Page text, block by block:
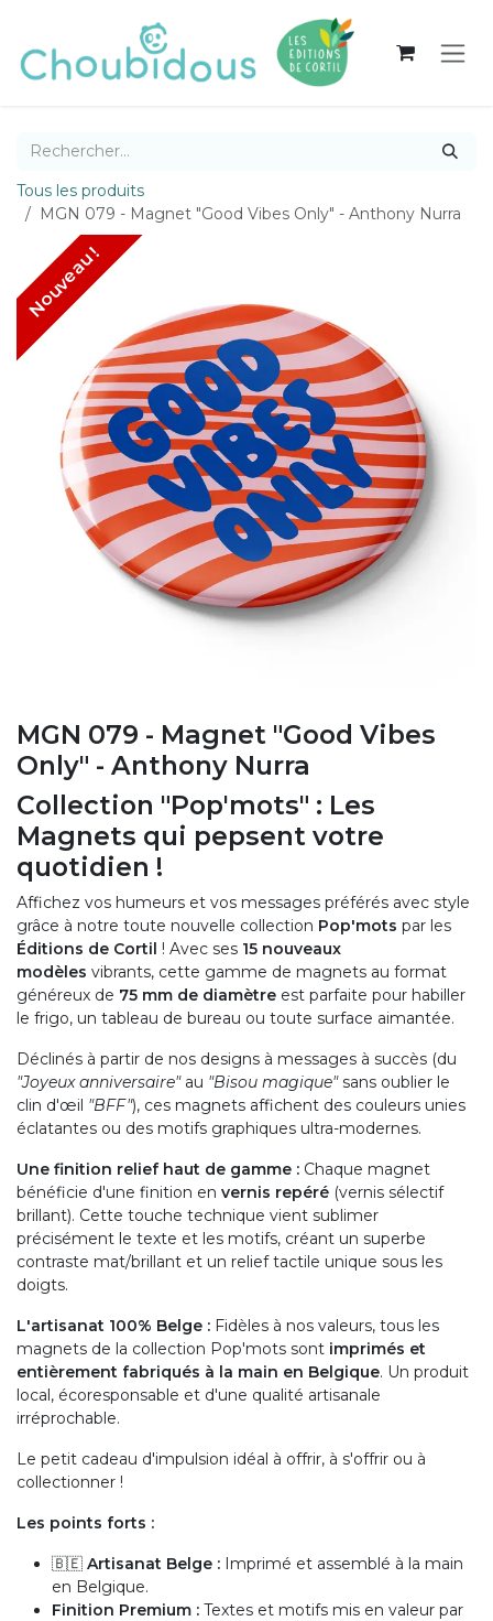
Tous les produits
MGN 079 - Magnet "Good Vibes Only" - Anthony Nurra
Nouveau !
MGN 079 - Magnet "Good Vibes
Only" - Anthony Nurra
Collection "Pop'mots" : Les
Magnets qui pepsent votre
quotidien !
Affichez vos humeurs et vos messages préférés avec style
grâce à notre toute nouvelle collection Pop'mots par les
Éditions de Cortil ! Avec ses 15 nouveaux
modèles vibrants, cette gamme de magnets au format
généreux de 75 mm de diamètre est parfaite pour habiller
le frigo, un tableau de bureau ou toute surface aimantée.
Déclinés à partir de nos designs à messages à succès (du
"Joyeux anniversaire"au "Bisou magique"sans oublier le
clin d'œil "BFF"), ces magnets affichent des couleurs unies
éclatantes ou des motifs graphiques ultra-modernes.
Une finition relief haut de gamme : Chaque magnet
bénéficie d'une finition en vernis repéré (vernis sélectif
brillant). Cette touche technique vient sublimer
précisément le texte et les motifs, créant un superbe
contraste mat/brillant et un relief tactile unique sous les
doigts.
L'artisanat 100% Belge : Fidèles à nos valeurs, tous les
magnets de la collection Pop'mots sont imprimés et
entièrement fabriqués à la main en Belgique. Un produit
local, écoresponsable et d'une qualité artisanale
irréprochable.
Le petit cadeau d'impulsion idéal à offrir, à s'offrir ou à
collectionner !
Les points forts :
🇧🇪 Artisanat Belge : Imprimé et assemblé à la main
en Belgique.
Finition Premium : Textes et motifs mis en valeur par